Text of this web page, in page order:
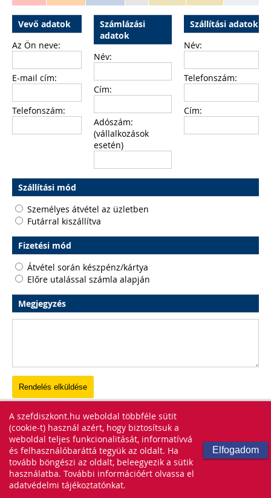
Vevő adatok
Az Ön neve:
E-mail cím:
Telefonszám:
Számlázási
adatok
Név:
Cím:
Adószám:
(vállalkozások
esetén)
Szállítási adatok
Név:
Telefonszám:
Cím:
Szállítási mód
Személyes átvétel az üzletben
Futárral kiszállítva
Fizetési mód
Átvétel során készpénz/kártya
Előre utalással számla alapján
Megjegyzés
A szefdiszkont.hu weboldal többféle sütit
(cookie-t) használ azért, hogy biztosítsuk a
weboldal teljes funkcionalitását, informatívvá
és felhasználóbaráttá tegyük az oldalt. Ha
tovább böngészi az oldalt, beleegyezik a sütik
használatba. További információért olvassa el
adatvédelmi tájékoztatónkat.
Elfogadom